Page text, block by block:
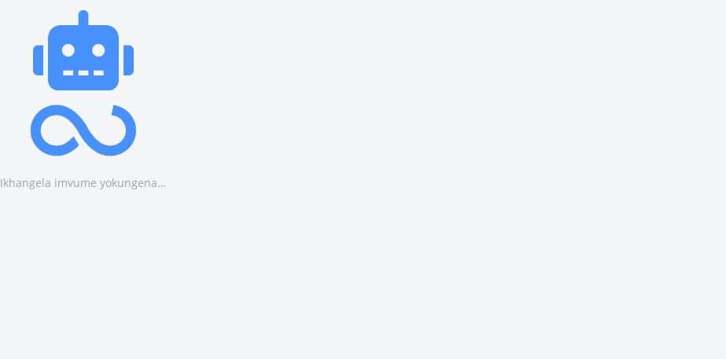
Ikhangela imvume yokungena…